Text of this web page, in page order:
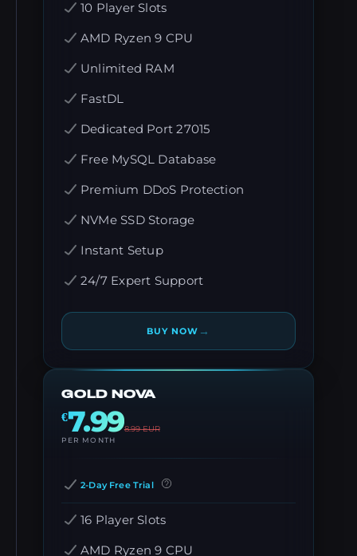
10 Player Slots
AMD Ryzen 9 CPU
Unlimited RAM
FastDL
Dedicated Port 27015
Free MySQL Database
Premium DDoS Protection
NVMe SSD Storage
Instant Setup
24/7 Expert Support
BUY NOW →
GOLD NOVA
€7.998.99EUR
PER MONTH
2-Day Free Trial
16 Player Slots
AMD Ryzen 9 CPU